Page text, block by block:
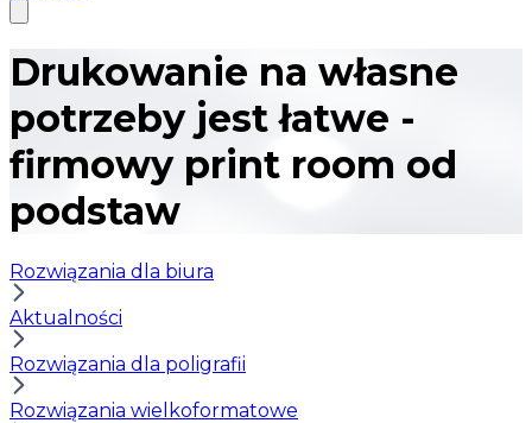
Drukowanie na własne
potrzeby jest łatwe -
firmowy print room od
podstaw
Rozwiązania dla biura
Aktualności
Rozwiązania dla poligrafii
Rozwiązania wielkoformatowe